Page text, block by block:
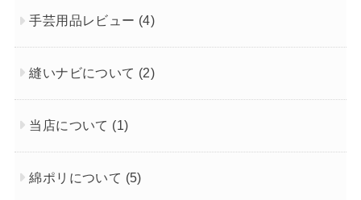
手芸用品レビュー (4)
縫いナビについて (2)
当店について (1)
綿ポリについて (5)